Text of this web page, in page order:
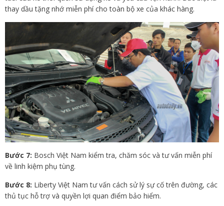
thay dầu tặng nhớ miễn phí cho toàn bộ xe của khác hàng.
Bước 7: Bosch Việt Nam kiểm tra, chăm sóc và tư vấn miễn phí
về linh kiệm phụ tùng.
Bước 8: Liberty Việt Nam tư vấn cách sử lý sự cố trên đường, các
thủ tục hỗ trợ và quyền lợi quan điểm bảo hiểm.